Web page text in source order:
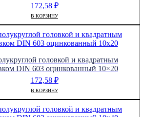
172,58 ₽
В КОРЗИНУ
головкой и квадратным
DIN 603 оцинкованный 10×20
172,58 ₽
В КОРЗИНУ